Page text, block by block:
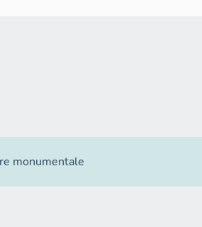
monumentale